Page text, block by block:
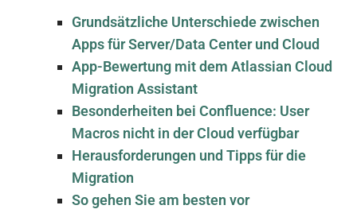
Grundsätzliche Unterschiede zwischen
Apps für Server/Data Center und Cloud
App-Bewertung mit dem Atlassian Cloud
Migration Assistant
Besonderheiten bei Confluence: User
Macros nicht in der Cloud verfügbar
Herausforderungen und Tipps für die
Migration
So gehen Sie am besten vor